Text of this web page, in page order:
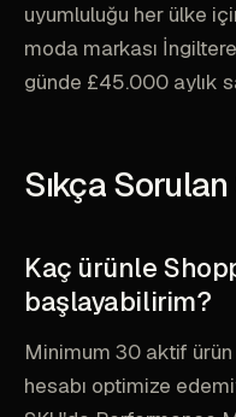
uyumluluğu her ülke
moda markası
günde £45.000 aylık
Sıkça
Kaç ürünle
başlayabilirim?
Minimum 30 aktif
hesabı optimize